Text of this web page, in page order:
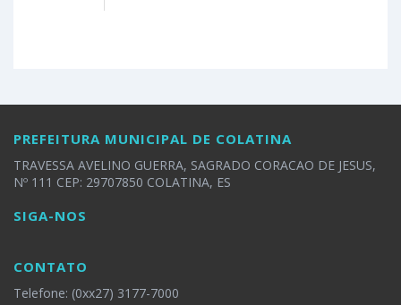
PREFEITURA MUNICIPAL DE COLATINA
TRAVESSA AVELINO GUERRA, SAGRADO CORACAO DE JESUS,
Nº 111 CEP: 29707850 COLATINA, ES
SIGA-NOS
CONTATO
Telefone: (0xx27) 3177-7000